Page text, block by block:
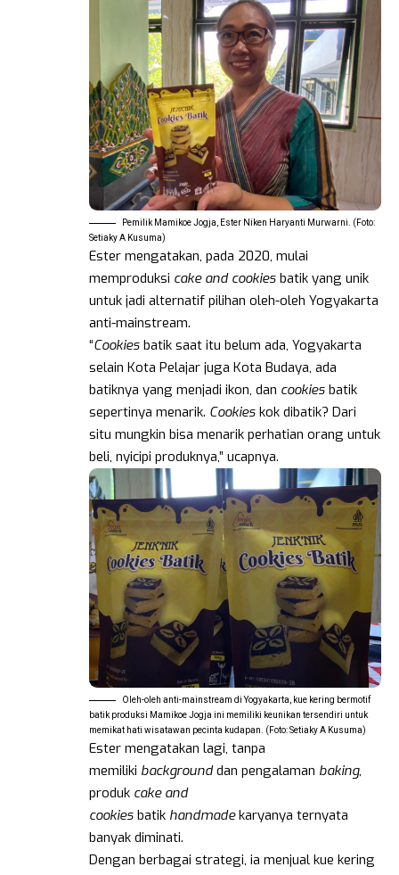
Pemilik Mamikoe Jogja, Ester Niken Haryanti Murwarni. (Foto:
Setiaky A Kusuma)
Ester mengatakan, pada 2020, mulai
memproduksi cake and cookies batik yang unik
untuk jadi alternatif pilihan oleh-oleh Yogyakarta
anti-mainstream.
“Cookies batik saat itu belum ada, Yogyakarta
selain Kota Pelajar juga Kota Budaya, ada
batiknya yang menjadi ikon, dan cookies batik
sepertinya menarik. Cookies kok dibatik? Dari
situ mungkin bisa menarik perhatian orang untuk
beli, nyicipi produknya,” ucapnya.
Oleh-oleh anti-mainstream di Yogyakarta, kue kering bermotif
batik produksi Mamikoe Jogja ini memiliki keunikan tersendiri untuk
memikat hati wisatawan pecinta kudapan. (Foto: Setiaky A Kusuma)
Ester mengatakan lagi, tanpa
memiliki backgrounddan pengalaman baking,
produk cake and
cookies batik handmadekaryanya ternyata
banyak diminati.
Dengan berbagai strategi, ia menjual kue kering